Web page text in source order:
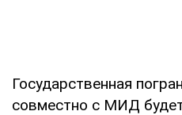
Государственная
совместно с МИД